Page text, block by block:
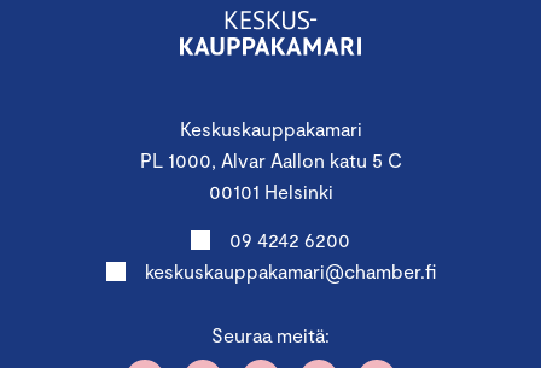
Keskuskauppakamari
PL 1000, Alvar Aallon katu 5 C
00101 Helsinki
09 4242 6200
keskuskauppakamari@chamber.fi
Seuraa meitä: